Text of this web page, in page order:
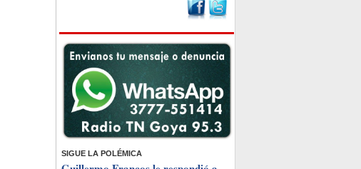
SIGUE LA POLÉMICA